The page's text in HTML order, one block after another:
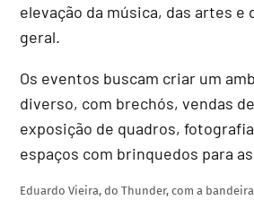
elevação da música, das artes e
geral.
Os eventos buscam criar um
diverso, com brechós, vendas
exposição de quadros,
espaços com brinquedos para
Eduardo Vieira, do Thunder, com a